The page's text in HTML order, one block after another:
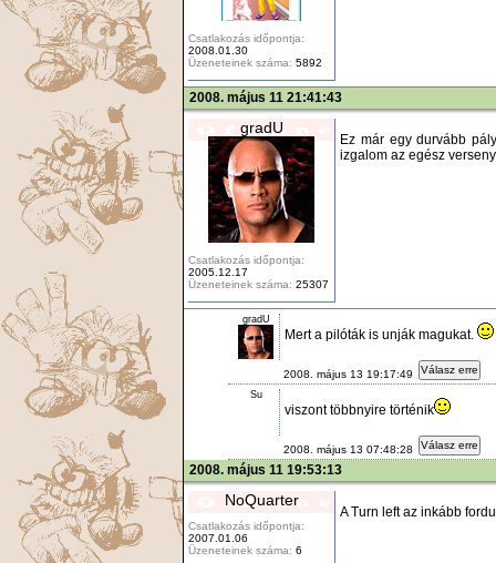
Csatlakozás időpontja:
2008.01.30
Üzeneteinek száma: 5892
2008. május 11 21:41:43
gradU
Csatlakozás időpontja:
2005.12.17
Üzeneteinek száma: 25307
Ez már egy durvább
izgalom az egész
gradU
Mert a pilóták is unják magukat.
2008. május 13 19:17:49 Válasz erre
Su
viszont többnyire történik
2008. május 13 07:48:28 Válasz erre
2008. május 11 19:53:13
NoQuarter
Csatlakozás időpontja:
2007.01.06
Üzeneteinek száma: 6
A Turn left az inkább